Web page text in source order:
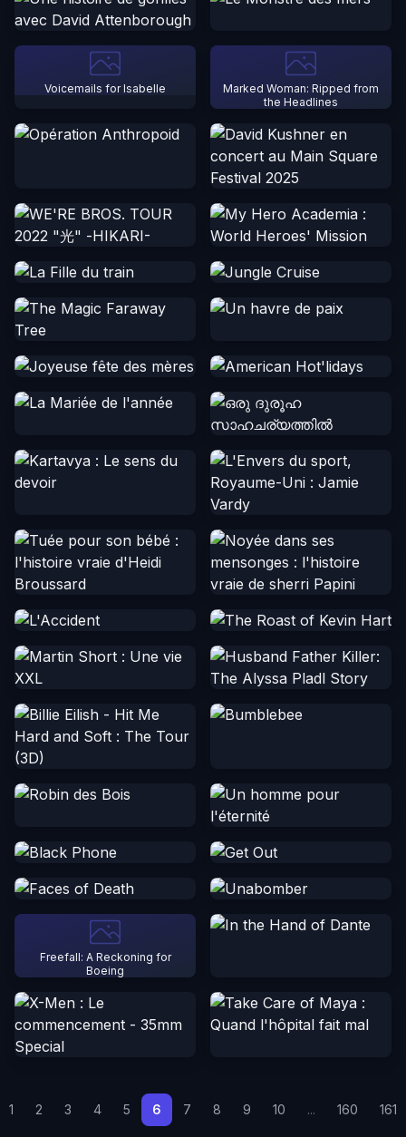
Voicemails for Isabelle
Marked Woman: Ripped from
the Headlines
Freefall: A Reckoning for
Boeing
1 2 3 4 5 6 7 8 9 10 ... 160 161